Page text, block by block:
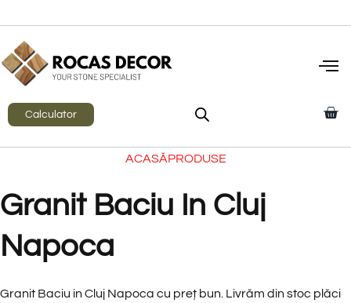
Calculator
ACASĂPRODUSE
Granit Baciu In Cluj
Napoca
Granit Baciu in Cluj Napoca cu preț bun. Livrăm din stoc plăci